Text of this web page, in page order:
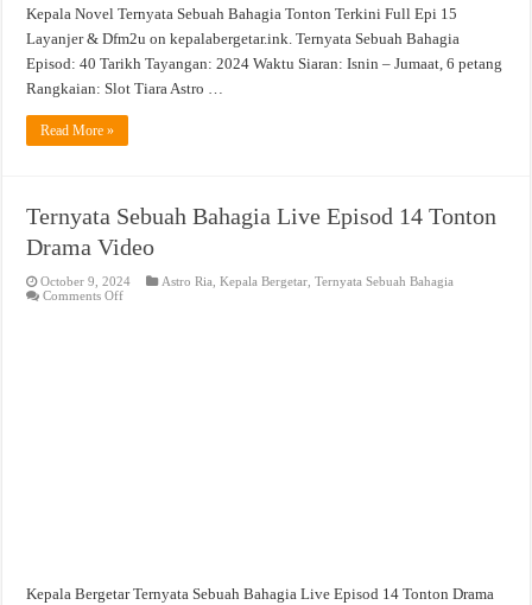
Kepala Novel Ternyata Sebuah Bahagia Tonton Terkini Full Epi 15
Layanjer & Dfm2u on kepalabergetar.ink. Ternyata Sebuah Bahagia
Episod: 40 Tarikh Tayangan: 2024 Waktu Siaran: Isnin – Jumaat, 6 petang
Rangkaian: Slot Tiara Astro …
Read More »
Ternyata Sebuah Bahagia Live Episod 14 Tonton
Drama Video
October 9, 2024 Astro Ria ,Kepala Bergetar ,Ternyata Sebuah Bahagia
Comments Offon
Kepala Bergetar Ternyata Sebuah Bahagia Live Episod 14 Tonton Drama